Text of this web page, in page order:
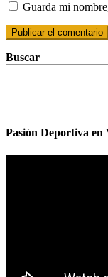
Guarda mi
Buscar
Pasión Deportiva en